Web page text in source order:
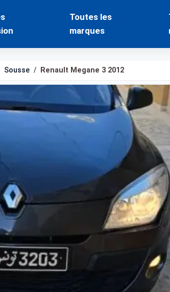
Toutes les
marques
Sousse Renault Megane 3 2012